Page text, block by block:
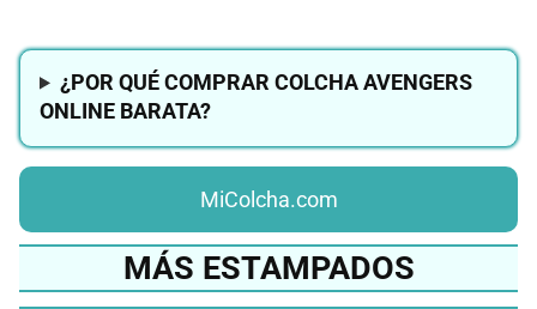
¿POR QUÉ COMPRAR COLCHA AVENGERS
ONLINE BARATA?
MiColcha.com
MÁS ESTAMPADOS